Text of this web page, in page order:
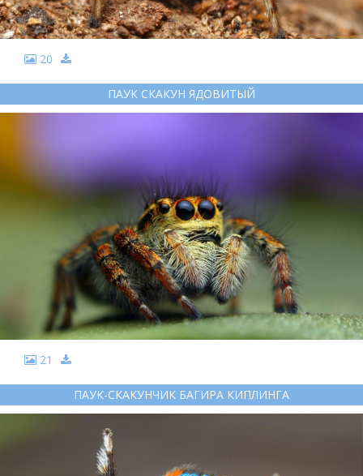
20
ПАУК СКАКУН ЯДОВИТЫЙ
21
ПАУК-СКАКУНЧИК БАГИРА КИПЛИНГА